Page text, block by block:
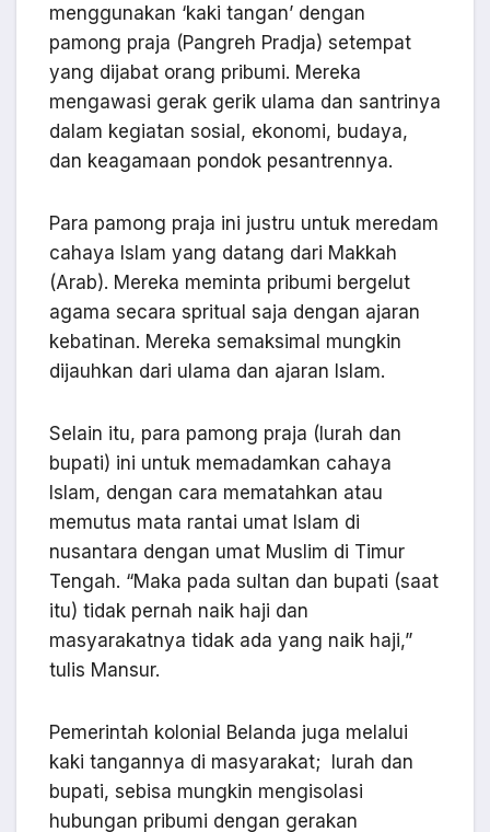
menggunakan ‘kaki tangan’ dengan
pamong praja (Pangreh Pradja) setempat
yang dijabat orang pribumi. Mereka
mengawasi gerak gerik ulama dan santrinya
dalam kegiatan sosial, ekonomi, budaya,
dan keagamaan pondok pesantrennya.
Para pamong praja ini justru untuk meredam
cahaya Islam yang datang dari Makkah
(Arab). Mereka meminta pribumi bergelut
agama secara spritual saja dengan ajaran
kebatinan. Mereka semaksimal mungkin
dijauhkan dari ulama dan ajaran Islam.
Selain itu, para pamong praja (lurah dan
bupati) ini untuk memadamkan cahaya
Islam, dengan cara mematahkan atau
memutus mata rantai umat Islam di
nusantara dengan umat Muslim di Timur
Tengah. “Maka pada sultan dan bupati (saat
itu) tidak pernah naik haji dan
masyarakatnya tidak ada yang naik haji,”
tulis Mansur.
Pemerintah kolonial Belanda juga melalui
kaki tangannya di masyarakat; lurah dan
bupati, sebisa mungkin mengisolasi
hubungan pribumi dengan gerakan